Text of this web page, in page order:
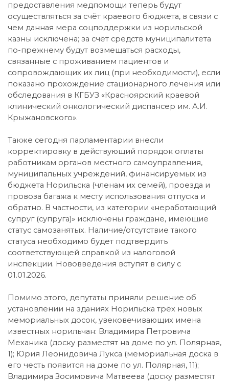
предоставления медпомощи теперь будут
осуществляться за счёт краевого бюджета, в связи с
чем данная мера соцподдержки из норильской
казны исключена; за счёт средств муниципалитета
по-прежнему будут возмещаться расходы,
связанные с проживанием пациентов и
сопровождающих их лиц (при необходимости), если
показано прохождение стационарного лечения или
обследования в КГБУЗ «Красноярский краевой
клинический онкологический диспансер им. А.И.
Крыжановского».
Также сегодня парламентарии внесли
корректировку в действующий порядок оплаты
работникам органов местного самоуправления,
муниципальных учреждений, финансируемых из
бюджета Норильска (членам их семей), проезда и
провоза багажа к месту использования отпуска и
обратно. В частности, из категории «неработающий
супруг (супруга)» исключены граждане, имеющие
статус самозанятых. Наличие/отсутствие такого
статуса необходимо будет подтвердить
соответствующей справкой из налоговой
инспекции. Нововведения вступят в силу с
01.01.2026.
Помимо этого, депутаты приняли решение об
установлении на зданиях Норильска трёх новых
мемориальных досок, увековечивающих имена
известных норильчан: Владимира Петровича
Механика (доску разместят на доме по ул. Полярная,
1); Юрия Леонидовича Лукса (мемориальная доска в
его честь появится на доме по ул. Полярная, 11);
Владимира Зосимовича Матвеева (доску разместят